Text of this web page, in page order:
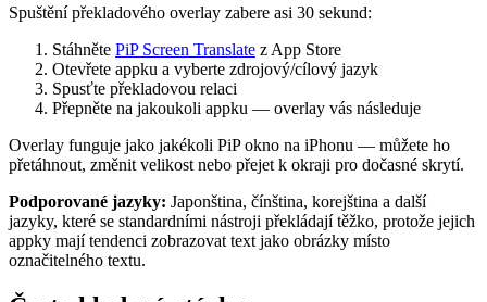
Spuštění překladového overlay zabere asi 30 sekund:
Stáhněte PiP Screen Translate z App Store
Otevřete appku a vyberte zdrojový/cílový jazyk
Spusťte překladovou relaci
Přepněte na jakoukoli appku — overlay vás následuje
Overlay funguje jako jakékoli PiP okno na iPhonu — můžete ho
přetáhnout, změnit velikost nebo přejet k okraji pro dočasné skrytí.
Podporované jazyky: Japonština, čínština, korejština a další
jazyky, které se standardními nástroji překládají těžko, protože jejich
appky mají tendenci zobrazovat text jako obrázky místo
označitelného textu.